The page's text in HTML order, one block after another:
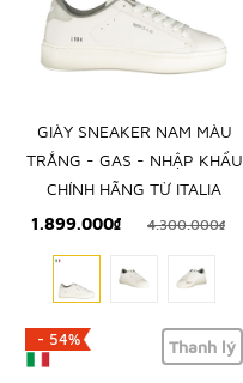
GIÀY SNEAKER NAM MÀU
TRẮNG - GAS - NHẬP KHẨU
CHÍNH HÃNG TỪ ITALIA
1.899.000₫
4.300.000₫
- 54% Thanh lý